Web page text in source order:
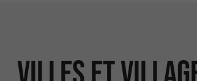
Villes et